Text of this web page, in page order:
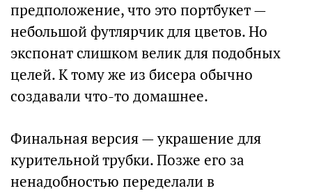
предположение, что это портбукет —
небольшой футлярчик для цветов. Но
экспонат слишком велик для подобных
целей. К тому же из бисера обычно
создавали что-то домашнее.
Финальная версия — украшение для
курительной трубки. Позже его за
ненадобностью переделали в